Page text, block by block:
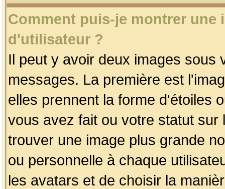
Comment puis-je montrer une
d'utilisateur ?
Il peut y avoir deux images sous
messages. La première est
elles prennent la forme d'étoiles
vous avez fait ou votre statut
trouver une image plus grande
ou personnelle à chaque
les avatars et de choisir la